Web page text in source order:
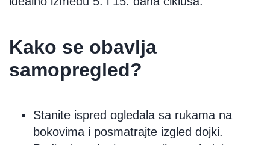
Kako se obavlja
samopregled?
Stanite ispred ogledala sa rukama na
bokovima i posmatrajte izgled dojki.